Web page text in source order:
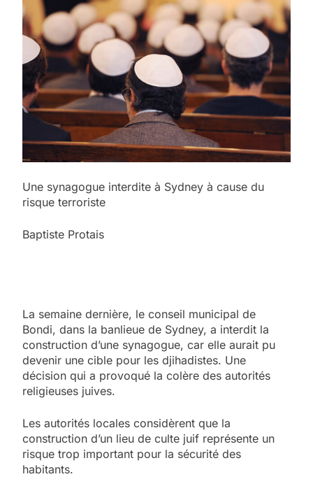
Une synagogue interdite à Sydney à cause du
risque terroriste
Baptiste Protais
La semaine dernière, le conseil municipal de
Bondi, dans la banlieue de Sydney, a interdit la
construction d’une synagogue, car elle aurait pu
devenir une cible pour les djihadistes. Une
décision qui a provoqué la colère des autorités
religieuses juives.
Les autorités locales considèrent que la
construction d’un lieu de culte juif représente un
risque trop important pour la sécurité des
habitants.